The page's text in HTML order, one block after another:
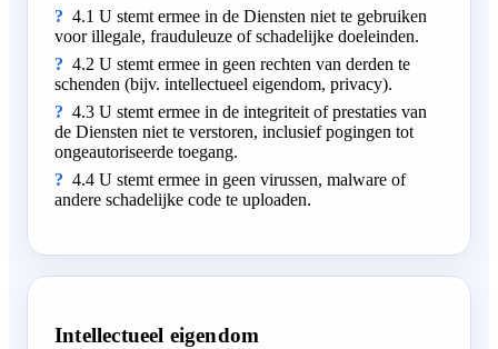
4.1 U stemt ermee in de Diensten niet te gebruiken
voor illegale, frauduleuze of schadelijke doeleinden.
4.2 U stemt ermee in geen rechten van derden te
schenden (bijv. intellectueel eigendom, privacy).
4.3 U stemt ermee in de integriteit of prestaties van
de Diensten niet te verstoren, inclusief pogingen tot
ongeautoriseerde toegang.
4.4 U stemt ermee in geen virussen, malware of
andere schadelijke code te uploaden.
Intellectueel eigendom